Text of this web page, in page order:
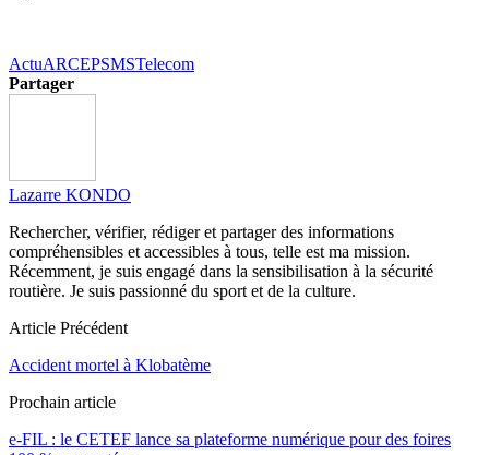
ActuARCEPSMSTelecom
Partager
Lazarre KONDO
Rechercher, vérifier, rédiger et partager des informations
compréhensibles et accessibles à tous, telle est ma mission.
Récemment, je suis engagé dans la sensibilisation à la sécurité
routière. Je suis passionné du sport et de la culture.
Article Précédent
Accident mortel à Klobatème
Prochain article
e-FIL : le CETEF lance sa plateforme numérique pour des foires